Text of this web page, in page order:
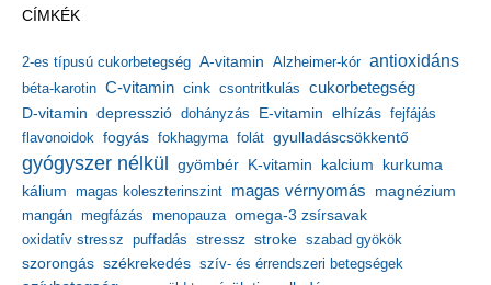
í
u
m
CÍMKÉK
2-es típusú cukorbetegség A-vitamin Alzheimer-kór antioxidáns
béta-karotin C-vitamin cink csontritkulás cukorbetegség
D-vitamin depresszió dohányzás E-vitamin elhízás fejfájás
flavonoidok fogyás fokhagyma folát gyulladáscsökkentő
gyógyszer nélkül gyömbér K-vitamin kalcium kurkuma
kálium magas koleszterinszint magas vérnyomás magnézium
mangán megfázás menopauza omega-3 zsírsavak
oxidatív stressz puffadás stressz stroke szabad gyökök
szorongás székrekedés szív- és érrendszeri betegségek